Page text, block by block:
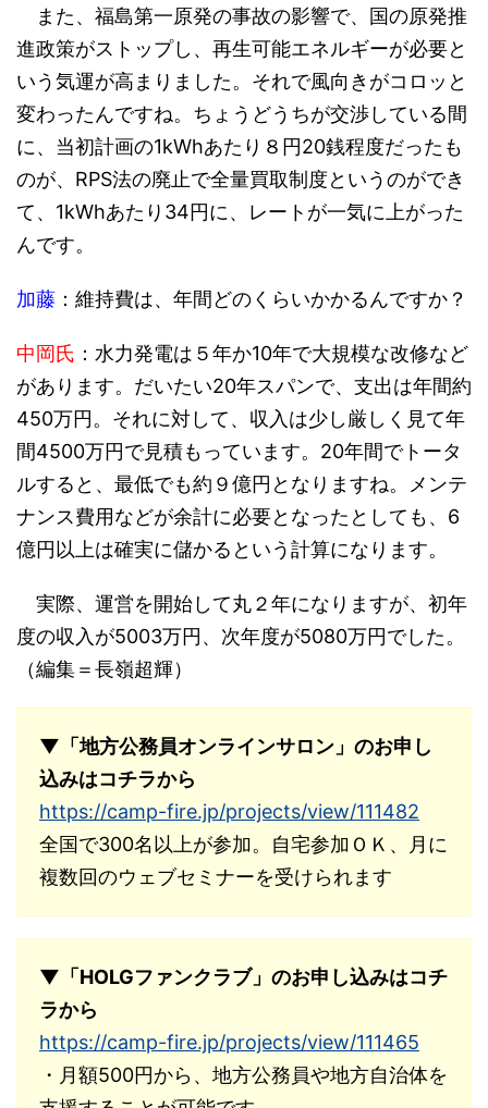
また、福島第一原発の事故の影響で、国の原発推
進政策がストップし、再生可能エネルギーが必要と
いう気運が高まりました。それで風向きがコロッと
変わったんですね。ちょうどうちが交渉している間
に、当初計画の1kWhあたり８円20銭程度だったも
のが、RPS法の廃止で全量買取制度というのができ
て、1kWhあたり34円に、レートが一気に上がった
んです。
加藤 ：維持費は、年間どのくらいかかるんですか？
中岡氏 ：水力発電は５年か10年で大規模な改修など
があります。だいたい20年スパンで、支出は年間約
450万円。それに対して、収入は少し厳しく見て年
間4500万円で見積もっています。20年間でトータ
ルすると、最低でも約９億円となりますね。メンテ
ナンス費用などが余計に必要となったとしても、6
億円以上は確実に儲かるという計算になります。
実際、運営を開始して丸２年になりますが、初年
度の収入が5003万円、次年度が5080万円でした。
（編集＝長嶺超輝）
▼「地方公務員オンラインサロン」のお申し
込みはコチラから
https://camp-fire.jp/projects/view/111482
全国で300名以上が参加。自宅参加ＯＫ、月に
複数回のウェブセミナーを受けられます
▼「HOLGファンクラブ」のお申し込みはコチ
ラから
https://camp-fire.jp/projects/view/111465
・月額500円から、地方公務員や地方自治体を